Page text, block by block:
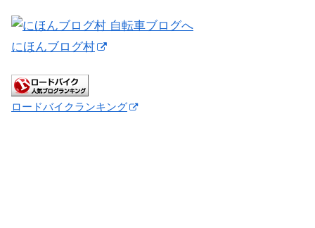
にほんブログ村
ロードバイクランキング